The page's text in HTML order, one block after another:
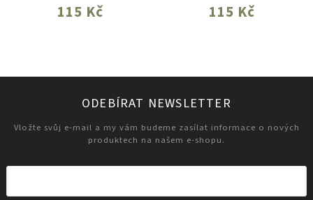
115 Kč 115 Kč
ODEBÍRAT NEWSLETTER
Vložte svůj e-mail a my vám budeme zasílat informace o nových
produktech na našem e-shopu.